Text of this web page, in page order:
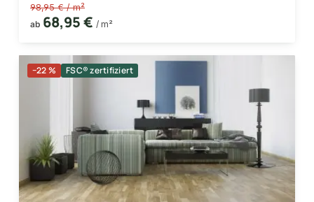
98,95 € / m²
ab 68,95 € / m²
−22 % FSC® zertifiziert